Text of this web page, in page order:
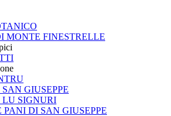
MONTE FINESTRELLE
GIUSEPPE
LU SIGNURI
PANI DI SAN GIUSEPPE